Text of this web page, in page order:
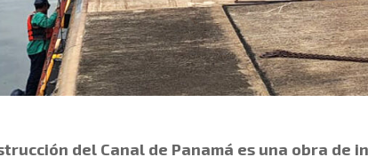
del Canal de Panamá es una obra